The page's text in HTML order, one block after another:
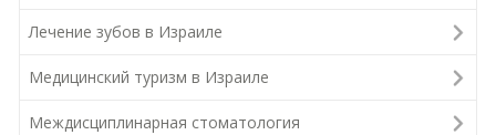
Лечение зубов в Израиле
Медицинский туризм в Израиле
Междисциплинарная стоматология